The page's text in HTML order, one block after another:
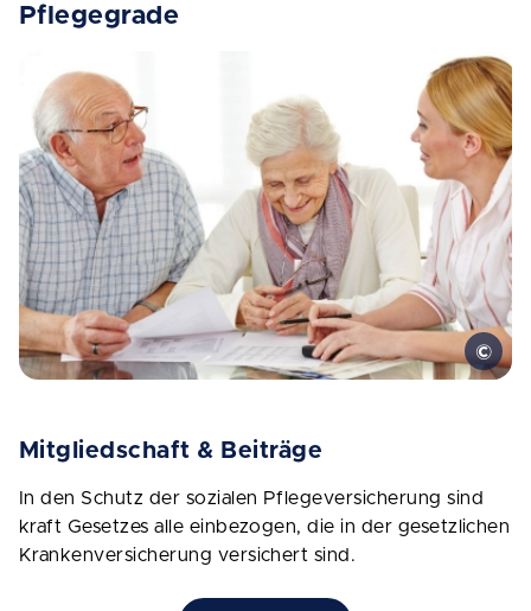
Pflegegrade
Mitgliedschaft & Beiträge
In den Schutz der sozialen Pflegeversicherung sind
kraft Gesetzes alle einbezogen, die in der gesetzlichen
Krankenversicherung versichert sind.